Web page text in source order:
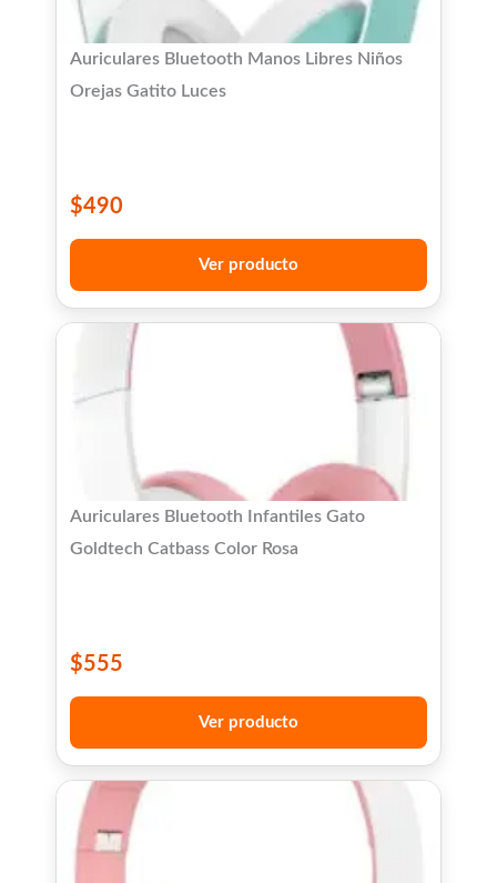
Auriculares Bluetooth Manos Libres Niños
Orejas Gatito Luces
$490
Ver producto
Auriculares Bluetooth Infantiles Gato
Goldtech Catbass Color Rosa
$555
Ver producto